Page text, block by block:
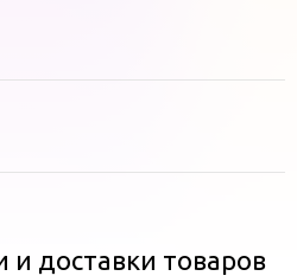
и доставки товаров